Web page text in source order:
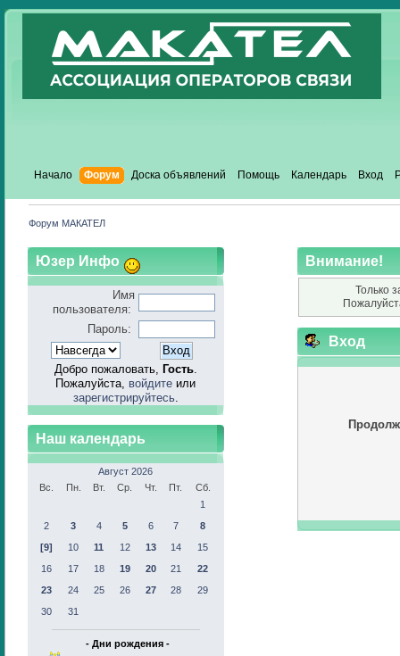
Начало Форум Доска объявлений Помощь Календарь Вход
Форум МАКАТЕЛ
Юзер Инфо
Имя
пользователя:
Пароль:
Добро пожаловать, Гость.
Пожалуйста, войдите или
зарегистрируйтесь.
Наш календарь
Август 2026
Вс.
Пн. Вт. Ср. Чт. Пт.
Сб.
1
2
3 4 5 6 7
8
[9]
10 11 12 13 14
15
16
17 18 19 20 21
22
23
24 25 26 27 28
29
30
31
- Дни рождения -
Внимание!
Только
Вход